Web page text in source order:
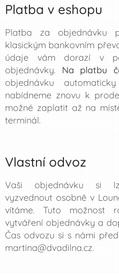
Platba v eshopu
Platba za objednávku
klasickým bankovním
údaje vám dorazí v
objednávky.Na platbu
objednávku
nabídneme znovu k
možné zaplatit až na
terminál.
Vlastní odvoz
Vaši objednávku si
vyzvednout osobně v
vítáme. Tuto možnost
vytváření objednávky a
Čas odvozu si s námi
martina@dvadilna.cz.